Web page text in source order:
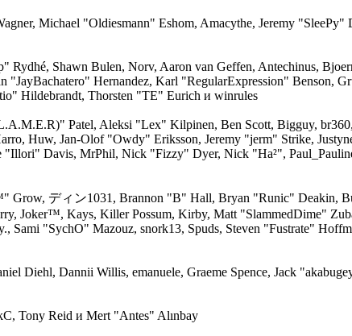
Michael "Oldiesmann" Eshom, Amacythe, Jeremy "SleePy"
Rydhé, Shawn Bulen, Norv, Aaron van Geffen, Antechinus,
"JayBachatero" Hernandez, Karl "RegularExpression" Benson,
Hildebrandt, Thorsten "TE" Eurich и winrules
Patel, Aleksi "Lex" Kilpinen, Ben Scott, Bigguy,
Huw, Jan-Olof "Owdy" Eriksson, Jeremy "jerm" Strike,
Davis, MrPhil, Nick "Fizzy" Dyer, Nick "Ha²",
Grow, ディン1031, Brannon "B" Hall, Bryan "Runic" Deakin,
Joker™, Kays, Killer Possum, Kirby, Matt "SlammedDime"
"SychO" Mazouz, snork13, Spuds, Steven "Fustrate"
Diehl, Dannii Willis, emanuele, Graeme Spence, Jack
Tony Reid и Mert "Antes" Alınbay